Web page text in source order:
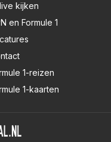
kijken
en Formule 1
1-reizen
1-kaarten